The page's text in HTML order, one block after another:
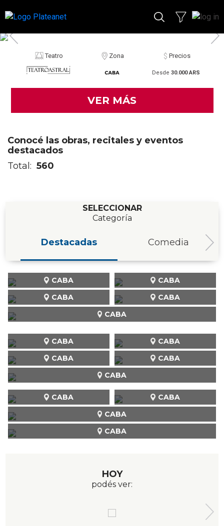
Teatro Zona Precios
Desde 30.000 ARS
VER MÁS
Conocé las obras, recitales y eventos
destacados
Total: 560
SELECCIONAR
Categoría
Destacadas Comedia
CABA
CABA
CABA
CABA
CABA
CABA CABA
CABA
CABA CABA
CABA
CABA CABA
CABA
HOY
podés ver: